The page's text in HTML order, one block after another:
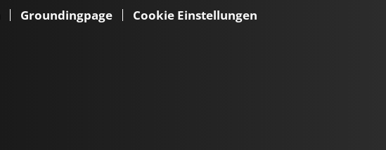
Groundingpage Cookie Einstellungen